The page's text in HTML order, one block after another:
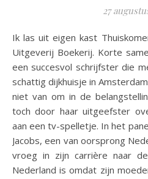
27
Ik las uit eigen kast Thuiskomen van Jackie van Laren van
Uitgeverij Boekerij. Korte
een succesvol schrijfster die
schattig dijkhuisje in
niet van om in de
toch door haar uitgeefster
aan een tv-spelletje. In het
Jacobs, een van oorsprong
vroeg in zijn carrière naar
Nederland is omdat zijn